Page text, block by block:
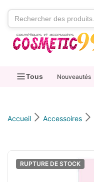
contenu
Tous Nouveautés
Accueil Accessoires
RUPTURE DE STOCK